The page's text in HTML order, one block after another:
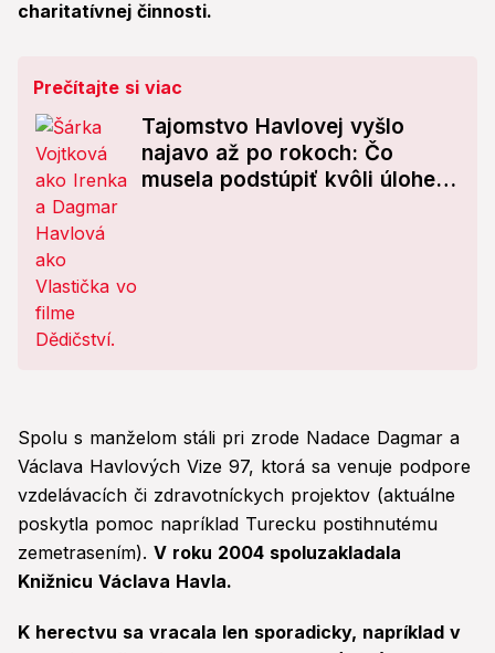
charitatívnej činnosti.
Prečítajte si viac
Tajomstvo Havlovej vyšlo
najavo až po rokoch: Čo
musela podstúpiť kvôli úlohe
Spolu s manželom stáli pri zrode Nadace Dagmar a
Václava Havlových Vize 97, ktorá sa venuje podpore
vzdelávacích či zdravotníckych projektov (aktuálne
poskytla pomoc napríklad Turecku postihnutému
zemetrasením). V roku 2004 spoluzakladala
Knižnicu Václava Havla.
K herectvu sa vracala len sporadicky, napríklad v